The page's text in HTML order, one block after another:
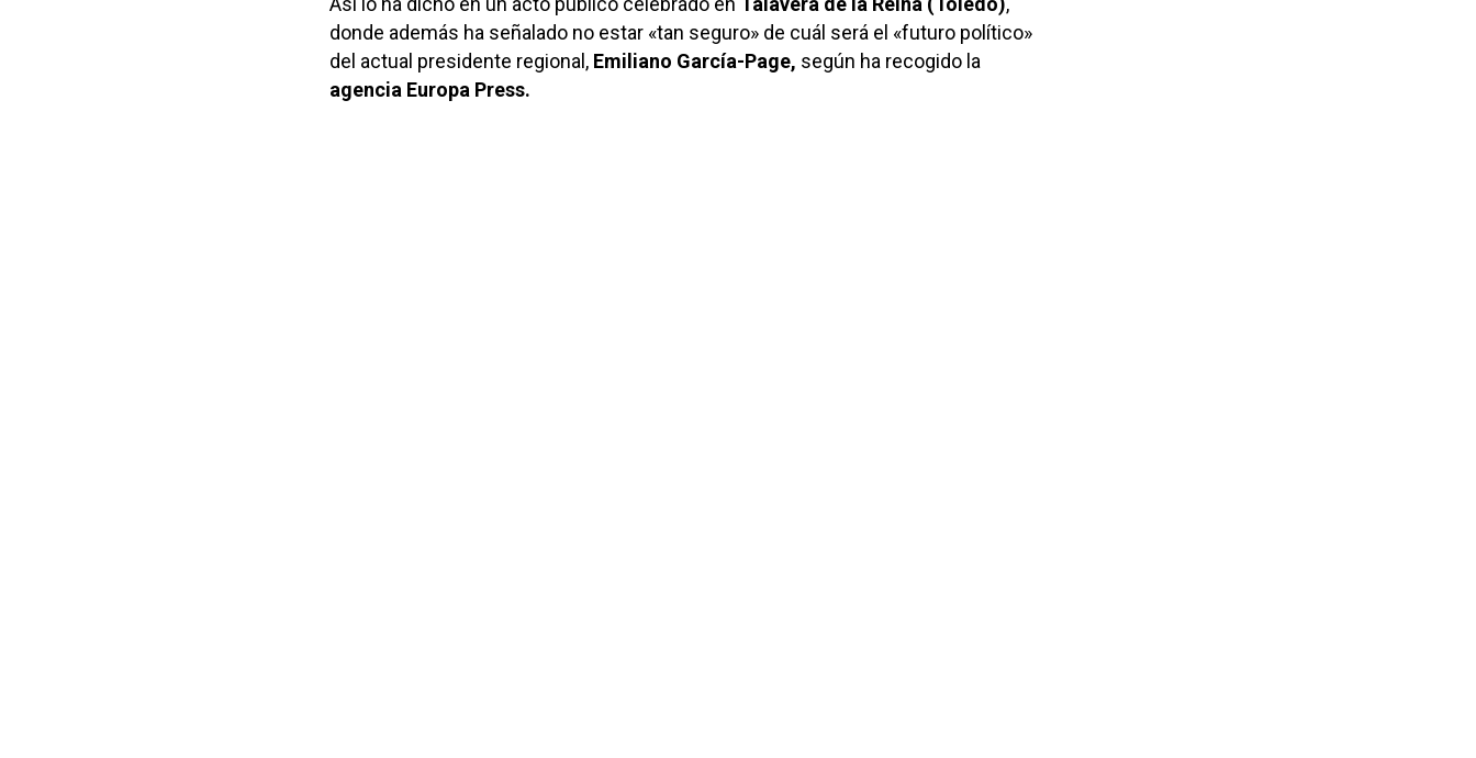
donde además ha señalado no estar «tan seguro» de cuál será el «futuro político»
del actual presidente regional, Emiliano García-Page, según ha recogido la
agencia Europa Press.